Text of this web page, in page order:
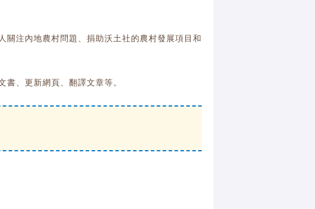
關注內地農村問題、捐助沃土社的農村發展項目和
、更新網頁、翻譯文章等。